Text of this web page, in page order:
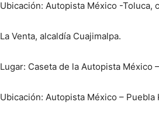
Ubicación: Autopista México -Toluca,
La Venta, alcaldía Cuajimalpa.
Lugar: Caseta de la Autopista México
Ubicación: Autopista México –